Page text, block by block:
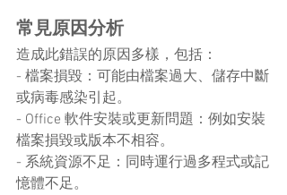
常見原因分析
造成此錯誤的原因多樣，包括：
- 檔案損毀：可能由檔案過大、儲存中斷
或病毒感染引起。
- Office 軟件安裝或更新問題：例如安裝
檔案損毀或版本不相容。
- 系統資源不足：同時運行過多程式或記
憶體不足。